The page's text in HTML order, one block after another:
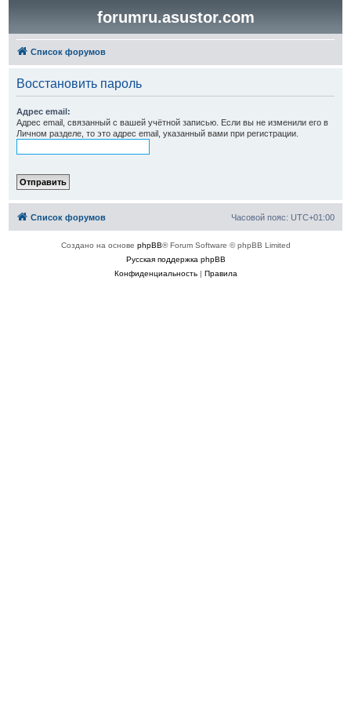
forumru.asustor.com
Список форумов
Восстановить пароль
Адрес email:
Адрес email, связанный с вашей учётной записью. Если вы не изменили его в
Личном разделе, то это адрес email, указанный вами при регистрации.
Список форумов Часовой пояс: UTC+01:00
Создано на основе phpBB® Forum Software © phpBB Limited
Русская поддержка phpBB
Конфиденциальность| Правила